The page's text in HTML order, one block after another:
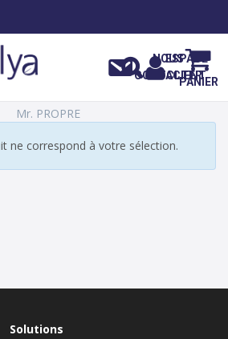
NOUS
CONTACTER
ESPACE
CLIENT
PANIER
Mr. PROPRE
ne correspond à votre sélection.
Solutions